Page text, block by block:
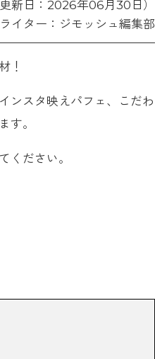
新日：2026年06月30日）
ライター：ジモッシュ編集部
！
ンスタ映えパフェ、こだわ
す。
ください。